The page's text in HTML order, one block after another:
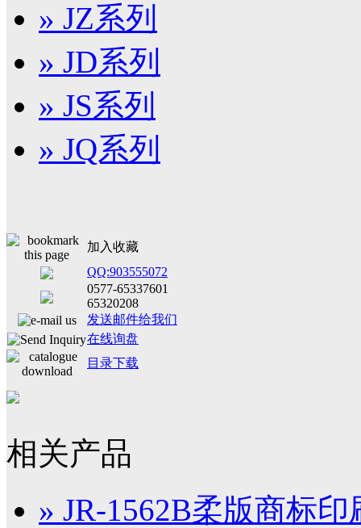
» JZ系列
» JD系列
» JS系列
» JQ系列
加入收藏
QQ:903555072
0577-65337601
65320208
发送邮件给我们
在线询盘
目录下载
相关产品
» JR-1562B柔版商标印